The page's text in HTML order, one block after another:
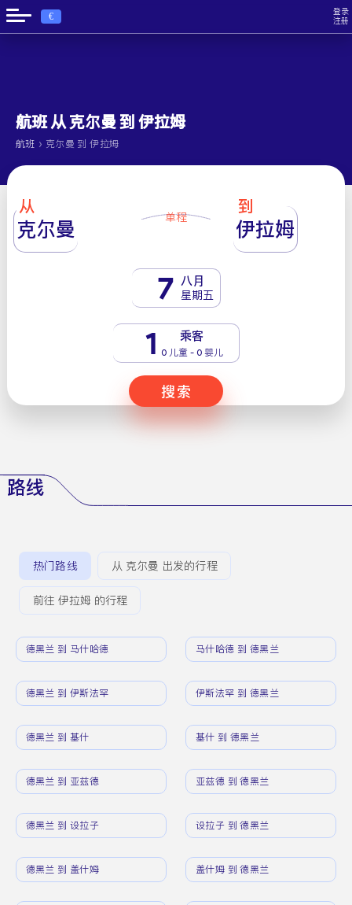
€
登录
注册
航班 从 克尔曼 到 伊拉姆
航班 › 克尔曼 到 伊拉姆
从
克尔曼 单程
到
伊拉姆
7 八月
星期五
1 乘客
0 儿童 - 0 婴儿
搜索
路线
热门路线 从 克尔曼 出发的行程
前往 伊拉姆 的行程
德黑兰 到 马什哈德 马什哈德 到 德黑兰
德黑兰 到 伊斯法罕 伊斯法罕 到 德黑兰
德黑兰 到 基什 基什 到 德黑兰
德黑兰 到 亚兹德 亚兹德 到 德黑兰
德黑兰 到 设拉子 设拉子 到 德黑兰
德黑兰 到 盖什姆 盖什姆 到 德黑兰